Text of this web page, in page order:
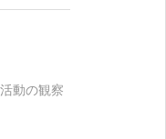
活動の観察